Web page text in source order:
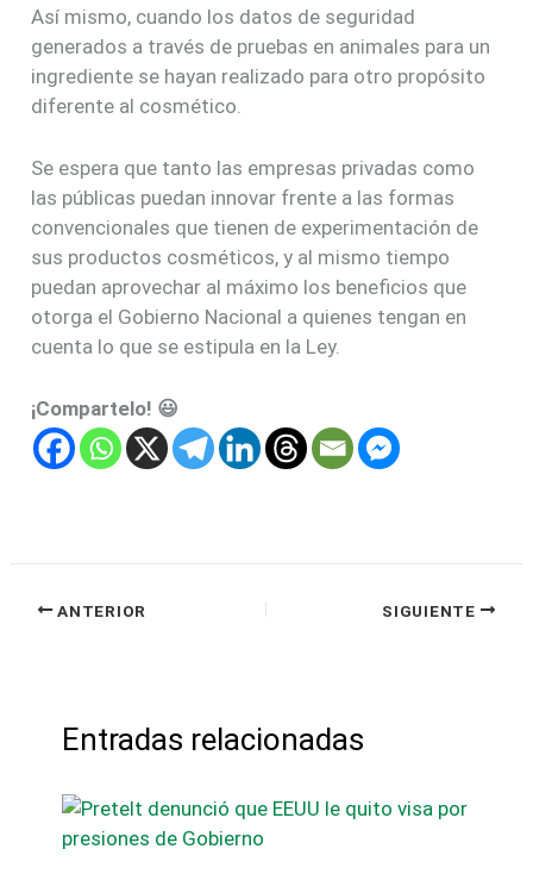
Así mismo, cuando los datos de seguridad
generados a través de pruebas en animales para un
ingrediente se hayan realizado para otro propósito
diferente al cosmético.
Se espera que tanto las empresas privadas como
las públicas puedan innovar frente a las formas
convencionales que tienen de experimentación de
sus productos cosméticos, y al mismo tiempo
puedan aprovechar al máximo los beneficios que
otorga el Gobierno Nacional a quienes tengan en
cuenta lo que se estipula en la Ley.
¡Compartelo! 😃
ANTERIOR SIGUIENTE
Entradas relacionadas